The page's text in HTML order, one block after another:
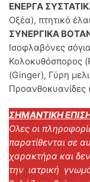
ΕΝΕΡΓΑ
Οξέα), πτητικό
ΣΥΝΕΡΓΙΚΑ
Ισοφλαβόνες
Κολοκυθόσπορος
(Ginger), Γύρη
Προανθοκυανίδες
ΣΗΜΑΝΤΙΚΗ
Ολες οι
παρατίθενται σε
χαρακτήρα και
την ιατρική